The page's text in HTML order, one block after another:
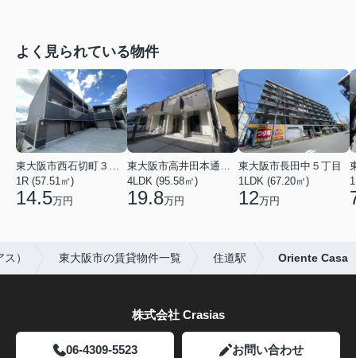
よく見られている物件
東大阪市西石切町３丁目
1R (57.51㎡)
14.5万円
東大阪市高井田本通２丁目
4LDK (95.58㎡)
19.8万円
東大阪市長田中５丁目
1LDK (67.20㎡)
12万円
） 東大阪市の賃貸物件一覧 住道駅 Oriente Casa
株式会社 Crasias
06-4309-5523 お問い合わせ